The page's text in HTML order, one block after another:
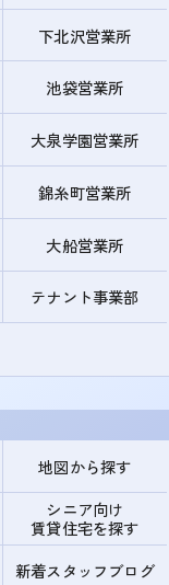
下北沢営業所
池袋営業所
大泉学園営業所
錦糸町営業所
大船営業所
テナント事業部
地図から探す
シニア向け
賃貸住宅を探す
新着スタッフブログ